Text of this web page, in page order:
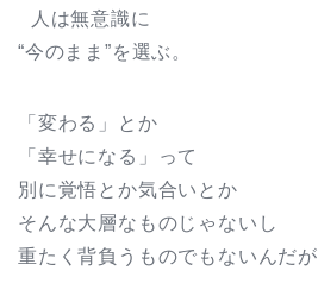
人は無意識に
“今のまま”を選ぶ。
「変わる」とか
「幸せになる」って
別に覚悟とか気合いとか
そんな大層なものじゃないし
重たく背負うものでもないんだが